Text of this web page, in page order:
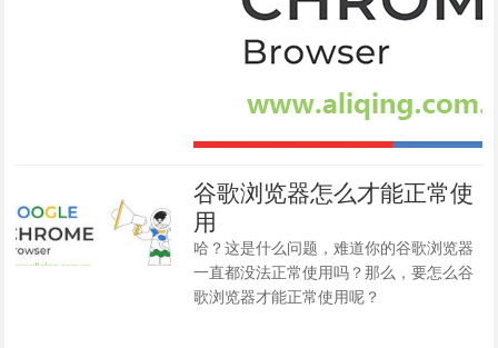
谷歌浏览器怎么才能正常使
用
哈？这是什么问题，难道你的谷歌浏览器
一直都没法正常使用吗？那么，要怎么谷
歌浏览器才能正常使用呢？